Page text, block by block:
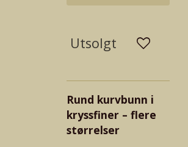
Utsolgt
Rund kurvbunn i
kryssfiner – flere
størrelser